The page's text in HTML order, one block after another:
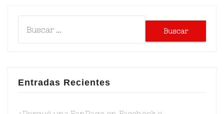
Entradas Recientes